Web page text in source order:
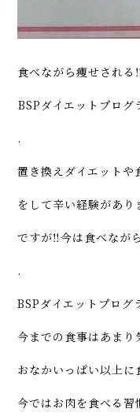
食べながら痩せされる‼️
️BSPダイエットプログ
.
置き換えダイエットや
をして辛い経験があり
ですが‼️今は食べなが
.
BSPダイエットプロ
今までの食事はあま
おなかいっぱい以上に
今ではお肉を食べる